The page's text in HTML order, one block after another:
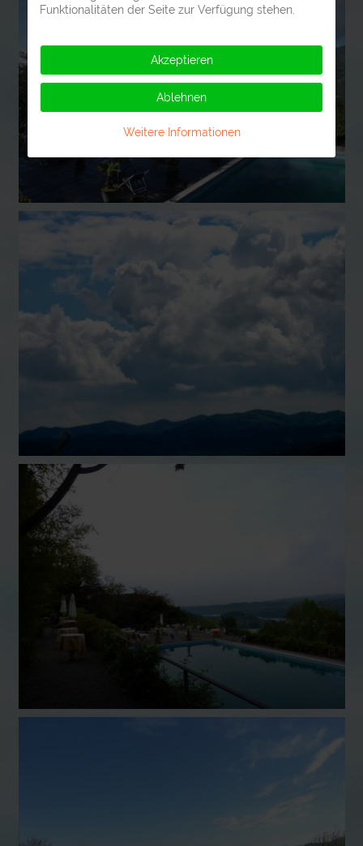
Funktionalitäten der Seite zur Verfügung stehen.
Akzeptieren
Ablehnen
Weitere Informationen